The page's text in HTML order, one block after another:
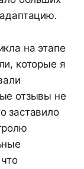
на этапе
которые я
отзывы не
заставило